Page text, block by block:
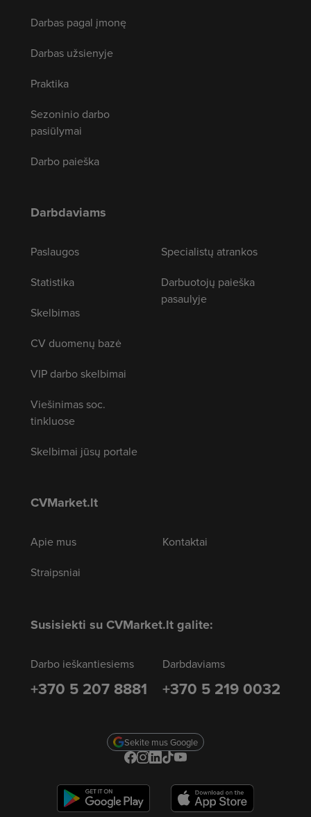
Darbas pagal įmonę
Darbas užsienyje
Praktika
Sezoninio darbo
pasiūlymai
Darbo paieška
Darbdaviams
Paslaugos
Statistika
Skelbimas
CV duomenų bazė
VIP darbo skelbimai
Viešinimas soc.
tinkluose
Skelbimai jūsų portale
Specialistų atrankos
Darbuotojų paieška
pasaulyje
CVMarket.lt
Apie mus
Straipsniai
Kontaktai
Susisiekti su CVMarket.lt galite:
Darbo ieškantiesiems
+370 5 207 8881
Darbdaviams
+370 5 219 0032
Sekite mus Google